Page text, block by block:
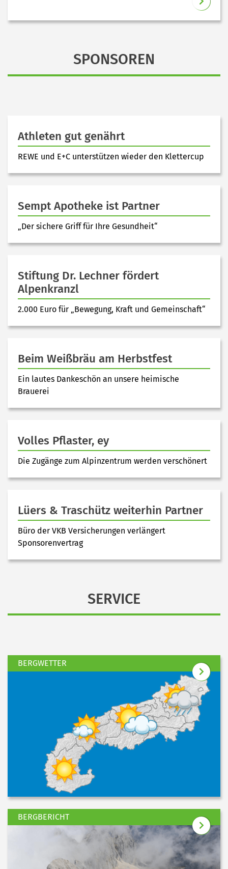
SPONSOREN
Athleten gut genährt
REWE und E+C unterstützen wieder den Klettercup
Sempt Apotheke ist Partner
„Der sichere Griff für Ihre Gesundheit“
Stiftung Dr. Lechner fördert
Alpenkranzl
2.000 Euro für „Bewegung, Kraft und Gemeinschaft“
Beim Weißbräu am Herbstfest
Ein lautes Dankeschön an unsere heimische
Brauerei
Volles Pflaster, ey
Die Zugänge zum Alpinzentrum werden verschönert
Lüers & Traschütz weiterhin Partner
Büro der VKB Versicherungen verlängert
Sponsorenvertrag
SERVICE
BERGWETTER
BERGBERICHT